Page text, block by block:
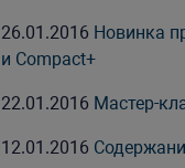
26.01.2016 Новинка
и Compact+
22.01.2016 Мастер-
12.01.2016